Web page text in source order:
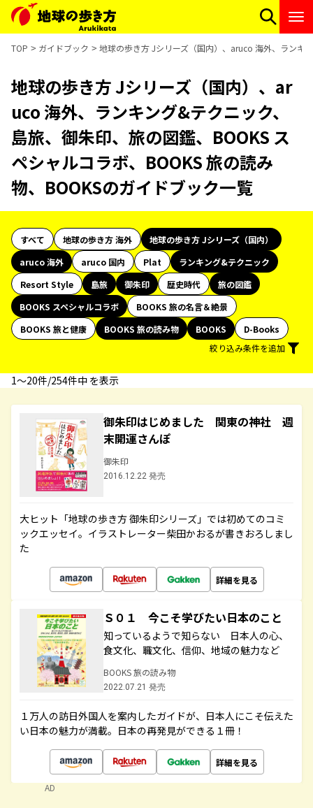
TOP ガイドブック 地球の歩き方 Jシリーズ（国内）、aruco 海外、ランキ
地球の歩き方 Jシリーズ（国内）、ar
uco 海外、ランキング&テクニック、
島旅、御朱印、旅の図鑑、BOOKS ス
ペシャルコラボ、BOOKS 旅の読み
物、BOOKSのガイドブック一覧
すべて 地球の歩き方 海外
地球の歩き方 Jシリーズ（国内）
aruco 海外
aruco 国内 Plat
ランキング&テクニック
Resort Style
島旅 御朱印 歴史時代
旅の図鑑
BOOKS スペシャルコラボ
BOOKS 旅の名言＆絶景
BOOKS 旅と健康
BOOKS 旅の読み物 BOOKS
D-Books
絞り込み条件を追加
1〜20件/254件中 を表示
御朱印はじめました 関東の神社 週
末開運さんぽ
御朱印
2016.12.22 発売
大ヒット「地球の歩き方 御朱印シリーズ」では初めてのコミ
ックエッセイ。イラストレーター柴田かおるが書きおろしまし
た
詳細を見る
Ｓ０１ 今こそ学びたい日本のこと
知っているようで知らない 日本人の心、
食文化、職文化、信仰、地域の魅力など
BOOKS 旅の読み物
2022.07.21 発売
１万人の訪日外国人を案内したガイドが、日本人にこそ伝えた
い日本の魅力が満載。日本の再発見ができる１冊！
詳細を見る
AD